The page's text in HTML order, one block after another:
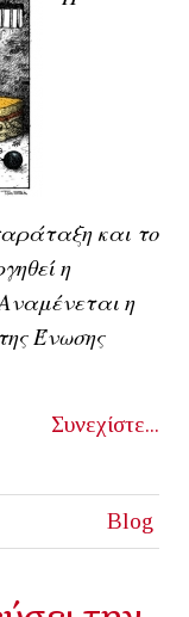
και το
η
η
Ένωσης
Συνεχίστε...
Blog